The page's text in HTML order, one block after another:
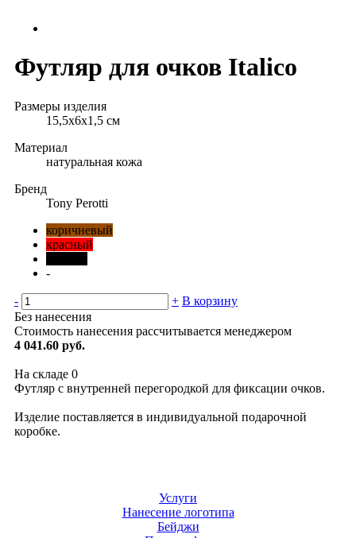
Футляр для очков Italico
Размеры изделия
15,5х6х1,5 см
Материал
натуральная кожа
Бренд
Tony Perotti
коричневый
красный
-
- + В корзину
Без нанесения
Стоимость нанесения рассчитывается менеджером
4 041.60 руб.
На складе 0
Футляр с внутренней перегородкой для фиксации очков.
Изделие поставляется в индивидуальной подарочной
коробке.
Услуги
Нанесение логотипа
Бейджи